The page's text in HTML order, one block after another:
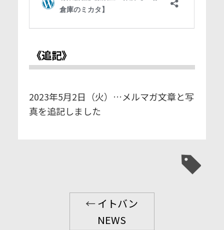
《追記》
2023年5月2日（火）…メルマガ文章と写
真を追記しました
←イトバン
NEWS